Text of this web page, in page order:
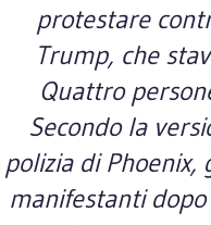
protestare
Trump, che
Quattro
Secondo la
polizia di
manifestanti